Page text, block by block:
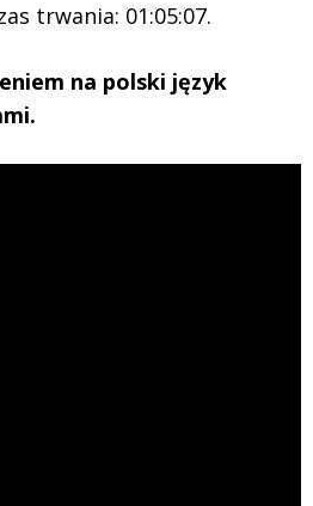
trwania: 01:05:07.
na polski język